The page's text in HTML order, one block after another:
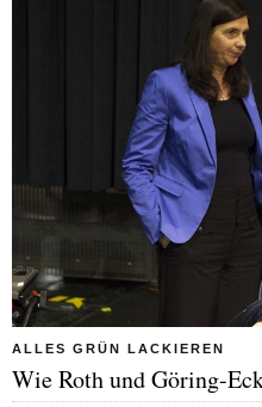
ALLES GRÜN LACKIEREN
Wie Roth und Göring-